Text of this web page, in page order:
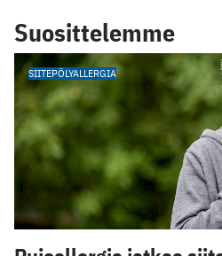
Suosittelemme
SIITEPÖLYALLERGIA